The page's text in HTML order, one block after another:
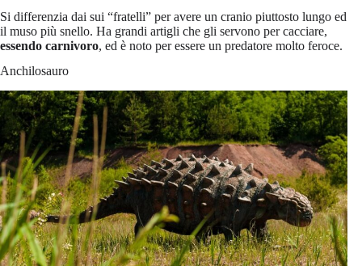
Si differenzia dai sui “fratelli” per avere un cranio piuttosto lungo ed
il muso più snello. Ha grandi artigli che gli servono per cacciare,
essendo carnivoro, ed è noto per essere un predatore molto feroce.
Anchilosauro